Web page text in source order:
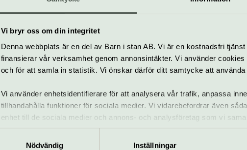
Vi bryr oss om din integritet
Denna webbplats är en del av Barn i stan AB. Vi är en kostnadsfri
finansierar vår verksamhet genom annonsintäkter. Vi använder
och för att samla in statistik. Vi önskar därför ditt samtycke att
Vi använder enhetsidentifierare för att analysera vår trafik, anpassa
tillhandahålla funktioner för sociala medier. Vi vidarebefordrar även
enhet till de sociala medier och annons- och analysföretag som vi
informationen med annan information som du har tillhandahållit eller
Nödvändig
Inställningar
När
Rikssalen är öppen för besök året runt.
Med visningen i 360° kan den
magnifika salen upplevas var du än
Gratis
Bra att veta
Kafé
Hiss och ramper
Restaurang
Hitta hit
Buss: till